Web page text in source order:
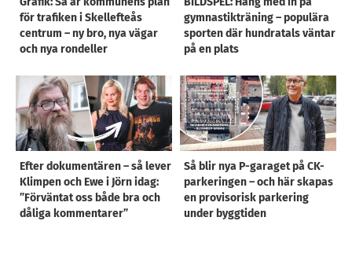
för trafiken i Skellefteås
centrum – ny bro, nya vägar
och nya rondeller
gymnastikträning – populära
sporten där hundratals väntar
på en plats
Efter dokumentären – så lever
Klimpen och Ewe i Jörn idag:
”Förväntat oss både bra och
dåliga kommentarer”
Så blir nya P-garaget på CK-
parkeringen – och här skapas
en provisorisk parkering
under byggtiden